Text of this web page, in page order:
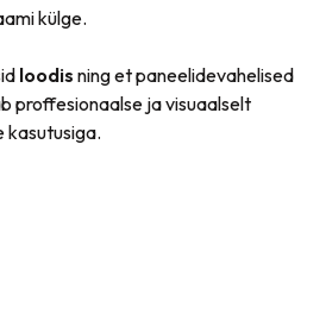
külge.
loodis ning et paneelidevahelised
proffesionaalse ja visuaalselt
kasutusiga.